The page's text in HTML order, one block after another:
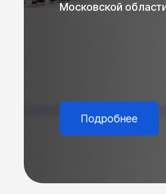
Московской
Подробнее